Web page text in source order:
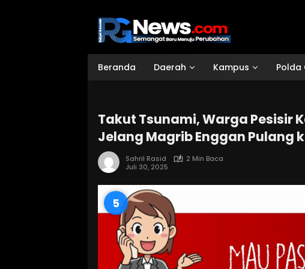
Beranda Daerah Kampus Polda
Takut Tsunami, Warga Pesisir
Jelang Magrib Enggan Pulang
Sahril Rasid
2 Min Baca
Juli 30, 2025
4